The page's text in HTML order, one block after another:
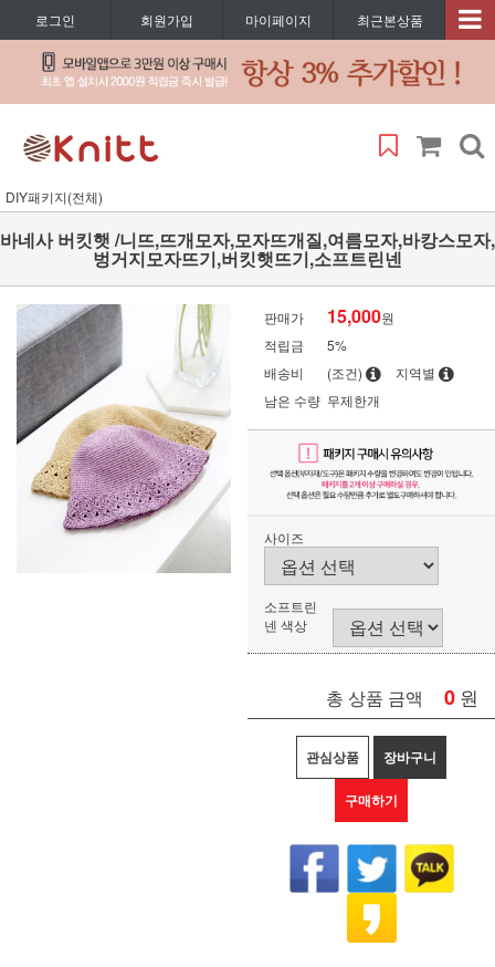
로그인 회원가입 마이페이지 최근본상품
DIY패키지(전체)
바네사 버킷햇 /니뜨,뜨개모자,모자뜨개질,여름모자,바캉스모자,
벙거지모자뜨기,버킷햇뜨기,소프트린넨
판매가 15,000원
적립금
5%
배송비
(조건)
지역별
남은 수량 무제한개
사이즈
소프트린
넨 색상
총 상품 금액 0 원
관심상품 장바구니
구매하기